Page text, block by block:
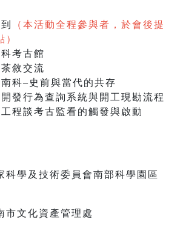
（本活動全程參與者，於會後提
考古館
敘交流
科–史前與當代的共存
發行為查詢系統與開工現勘流程
程談考古監看的觸發與啟動
科學及技術委員會南部科學園區
市文化資產管理處